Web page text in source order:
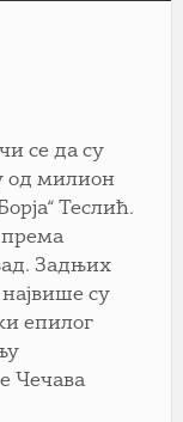
се да су
од милион
Теслић.
према
Задњих
највише су
епилог
Чечава